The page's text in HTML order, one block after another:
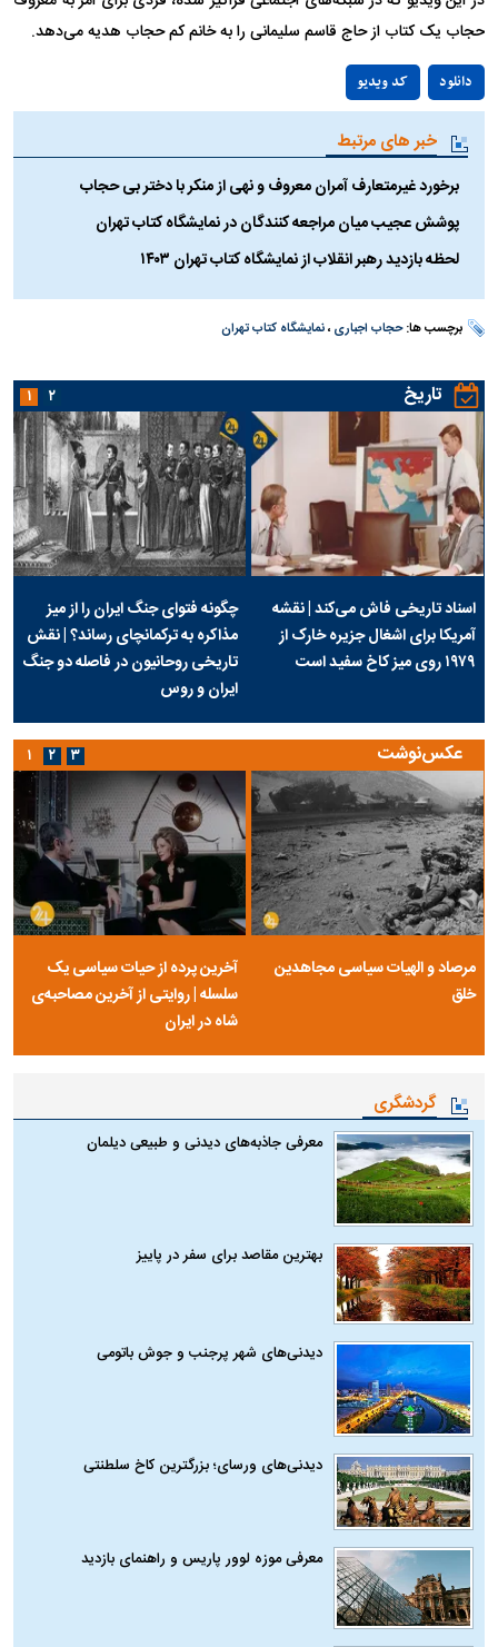
حجاب یک کتاب از حاج قاسم سلیمانی را به خانم کم حجاب هدیه می‌دهد.
کد ویدیو دانلود
خبر های مرتبط
برخورد غیرمتعارف آمران معروف و نهی از منکر با دختر بی حجاب
پوشش عجیب میان مراجعه کنندگان در نمایشگاه کتاب تهران
لحظه بازدید رهبر انقلاب از نمایشگاه کتاب تهران ۱۴۰۳
برچسب ها:حجاب اجباری ،نمایشگاه کتاب تهران
تاریخ
اسناد تاریخی فاش می‌کند | نقشه
آمریکا برای اشغال جزیره خارک از
۱۹۷۹ روی میز کاخ سفید است
چگونه فتوای جنگ ایران را از میز
مذاکره به ترکمانچای رساند؟ | نقش
تاریخی روحانیون در فاصله دو جنگ
ایران و روس
۱ ۲
عکس‌نوشت
مرصاد و الهیات سیاسی مجاهدین
خلق
آخرین پرده از حیات سیاسی یک
سلسله | روایتی از آخرین مصاحبه‌ی
شاه در ایران
۱ ۲ ۳
گردشگری
معرفی جاذبه‌های دیدنی و طبیعی دیلمان
بهترین مقاصد برای سفر در پاییز
دیدنی‌های شهر پرجنب و جوش باتومی
دیدنی‌های ورسای؛ بزرگترین کاخ سلطنتی
معرفی موزه لوور پاریس و راهنمای بازدید